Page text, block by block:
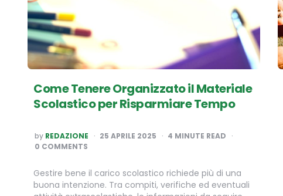
Come Tenere Organizzato il Materiale
Scolastico per Risparmiare Tempo
POSTED
BY
by REDAZIONE 25 APRILE 2025 4 MINUTE READ
0 COMMENTS
Gestire bene il carico scolastico richiede più di una
buona intenzione. Tra compiti, verifiche ed eventuali